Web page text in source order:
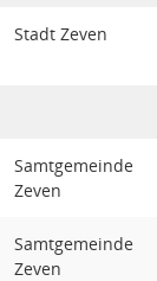
Stadt Zeven
Samtgemeinde
Zeven
Samtgemeinde
Zeven